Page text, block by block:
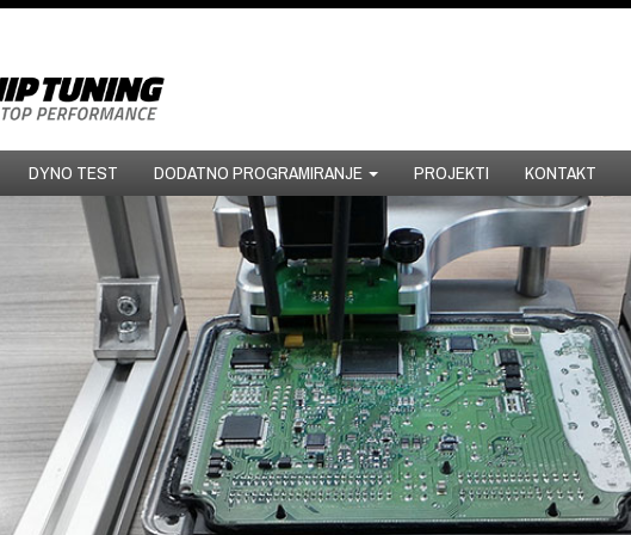
DYNO TEST DODATNO PROGRAMIRANJE PROJEKTI KONTAKT